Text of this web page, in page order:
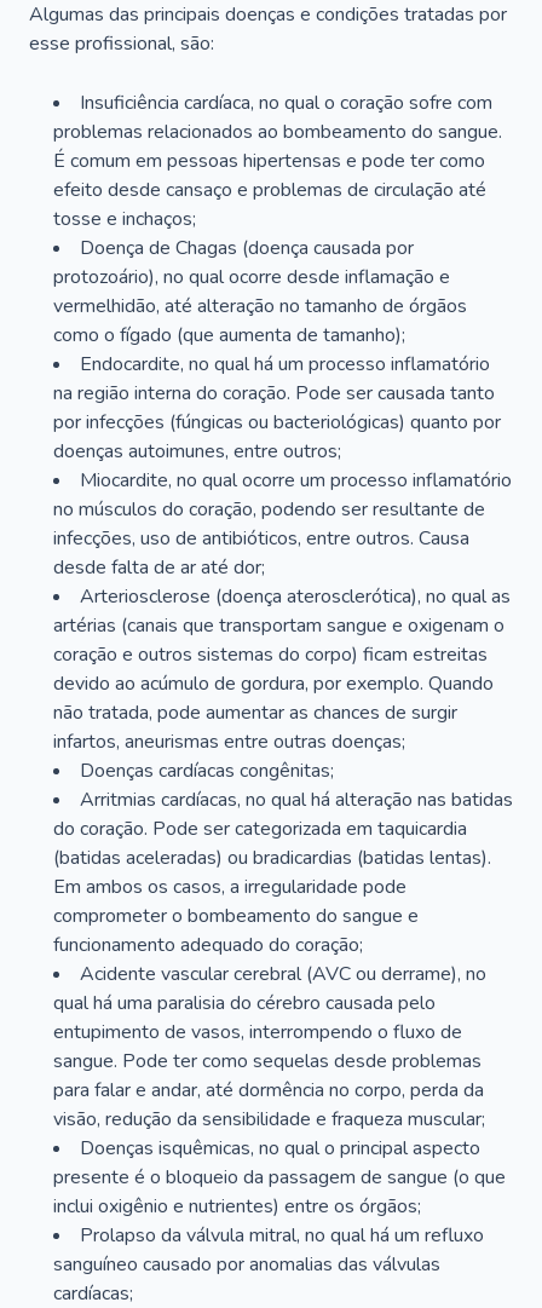
Algumas das principais doenças e condições tratadas por
esse profissional, são:
Insuficiência cardíaca, no qual o coração sofre com
problemas relacionados ao bombeamento do sangue.
É comum em pessoas hipertensas e pode ter como
efeito desde cansaço e problemas de circulação até
tosse e inchaços;
Doença de Chagas (doença causada por
protozoário), no qual ocorre desde inflamação e
vermelhidão, até alteração no tamanho de órgãos
como o fígado (que aumenta de tamanho);
Endocardite, no qual há um processo inflamatório
na região interna do coração. Pode ser causada tanto
por infecções (fúngicas ou bacteriológicas) quanto por
doenças autoimunes, entre outros;
Miocardite, no qual ocorre um processo inflamatório
no músculos do coração, podendo ser resultante de
infecções, uso de antibióticos, entre outros. Causa
desde falta de ar até dor;
Arteriosclerose (doença aterosclerótica), no qual as
artérias (canais que transportam sangue e oxigenam o
coração e outros sistemas do corpo) ficam estreitas
devido ao acúmulo de gordura, por exemplo. Quando
não tratada, pode aumentar as chances de surgir
infartos, aneurismas entre outras doenças;
Doenças cardíacas congênitas;
Arritmias cardíacas, no qual há alteração nas batidas
do coração. Pode ser categorizada em taquicardia
(batidas aceleradas) ou bradicardias (batidas lentas).
Em ambos os casos, a irregularidade pode
comprometer o bombeamento do sangue e
funcionamento adequado do coração;
Acidente vascular cerebral (AVC ou derrame), no
qual há uma paralisia do cérebro causada pelo
entupimento de vasos, interrompendo o fluxo de
sangue. Pode ter como sequelas desde problemas
para falar e andar, até dormência no corpo, perda da
visão, redução da sensibilidade e fraqueza muscular;
Doenças isquêmicas, no qual o principal aspecto
presente é o bloqueio da passagem de sangue (o que
inclui oxigênio e nutrientes) entre os órgãos;
Prolapso da válvula mitral, no qual há um refluxo
sanguíneo causado por anomalias das válvulas
cardíacas;